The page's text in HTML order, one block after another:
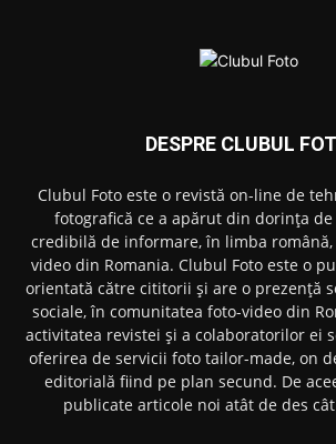
DESPRE CLUBUL
Clubul Foto este o revistă on-line de
fotografică ce a apărut din dorința
credibilă de informare, în limba
video din Romania. Clubul Foto este o
orientată către cititorii și are o prezență
sociale, în comunitatea foto-video din
activitatea revistei și a colaboratorilor ei
oferirea de servicii foto tailor-made, on
editorială fiind pe plan secund. De
publicate articole noi atât de des